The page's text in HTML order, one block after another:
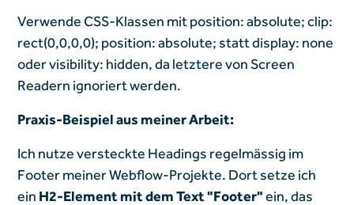
Verwende CSS-Klassen mit position: absolute; clip:
rect(0,0,0,0); position: absolute; statt display: none
oder visibility: hidden, da letztere von Screen
Readern ignoriert werden.
Praxis-Beispiel aus meiner Arbeit:
Ich nutze versteckte Headings regelmässig im
Footer meiner Webflow-Projekte. Dort setze ich
ein H2-Element mit dem Text "Footer"ein, das